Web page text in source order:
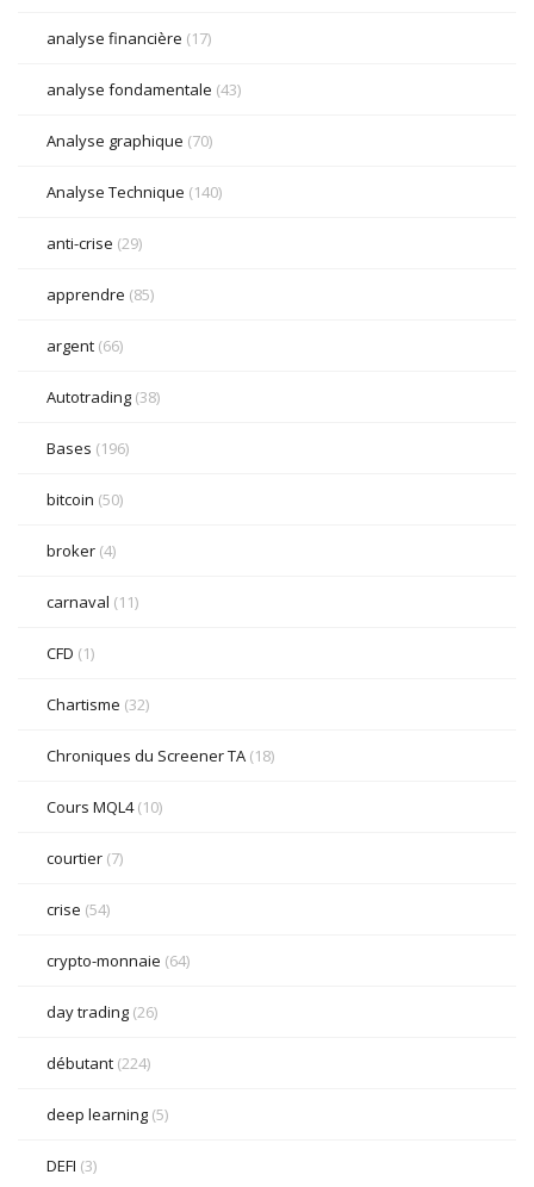
analyse financière (17)
analyse fondamentale (43)
Analyse graphique (70)
Analyse Technique (140)
anti-crise (29)
apprendre (85)
argent (66)
Autotrading (38)
Bases (196)
bitcoin (50)
broker (4)
carnaval (11)
CFD (1)
Chartisme (32)
Chroniques du Screener TA (18)
Cours MQL4(10)
courtier (7)
crise (54)
crypto-monnaie (64)
day trading (26)
débutant (224)
deep learning (5)
DEFI (3)